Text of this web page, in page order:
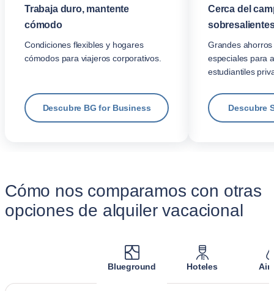
Trabaja duro, mantente
cómodo
Condiciones flexibles y hogares
cómodos para viajeros corporativos.
Descubre BG for Business
Cerca del
Grandes
especiales para
estudiantiles
Descubre
Cómo nos comparamos con otras
opciones de alquiler vacacional
Blueground Hoteles